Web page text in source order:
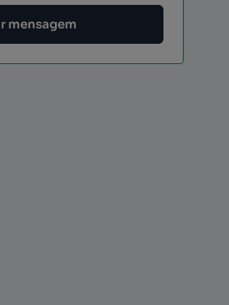
mensagem